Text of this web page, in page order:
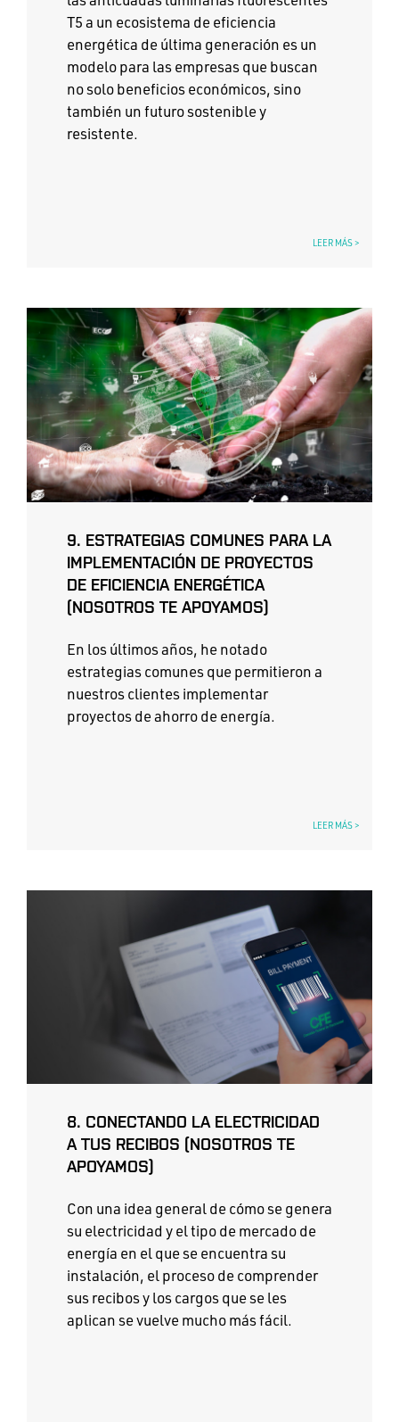
T5 a un ecosistema de eficiencia
energética de última generación es un
modelo para las empresas que buscan
no solo beneficios económicos, sino
también un futuro sostenible y
resistente.
LEER MÁS >
9. ESTRATEGIAS COMUNES PARA LA
IMPLEMENTACIÓN DE PROYECTOS
DE EFICIENCIA ENERGÉTICA
(NOSOTROS TE APOYAMOS)
En los últimos años, he notado
estrategias comunes que permitieron a
nuestros clientes implementar
proyectos de ahorro de energía.
LEER MÁS >
8. CONECTANDO LA ELECTRICIDAD
A TUS RECIBOS (NOSOTROS TE
APOYAMOS)
Con una idea general de cómo se genera
su electricidad y el tipo de mercado de
energía en el que se encuentra su
instalación, el proceso de comprender
sus recibos y los cargos que se les
aplican se vuelve mucho más fácil.